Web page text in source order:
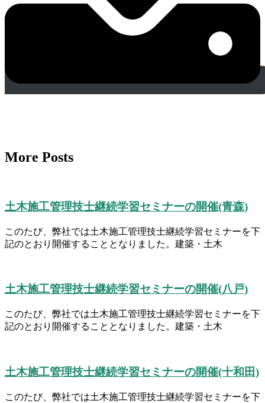
More Posts
土木施工管理技士継続学習セミナーの開催(青森)
このたび、弊社では土木施工管理技士継続学習セミナーを下
記のとおり開催することとなりました。建築・土木
土木施工管理技士継続学習セミナーの開催(八戸)
このたび、弊社では土木施工管理技士継続学習セミナーを下
記のとおり開催することとなりました。建築・土木
土木施工管理技士継続学習セミナーの開催(十和田)
このたび、弊社では土木施工管理技士継続学習セミナーを下